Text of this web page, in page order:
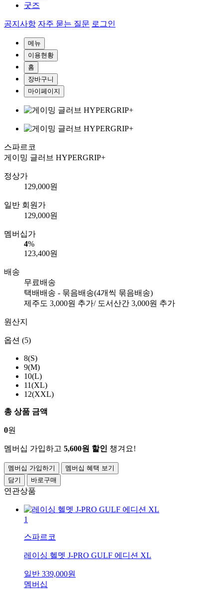
굿즈
공지사항 자주 묻는 질문 로그인
메뉴
이용현황
홈
장바구니
마이페이지
스파르코
게이밍 글러브 HYPERGRIP+
정상가
129,000원
일반 회원가
129,000원
멤버십가
4%
123,400원
배송
무료배송
택배배송 - 묶음배송(4개씩 묶음배송)
제주도 3,000원 추가/ 도서산간 3,000원 추가
원산지
옵션 (5)
8(S)
9(M)
10(L)
11(XL)
12(XXL)
총 상품 금액
0원
멤버십 가입하고 5,600원 할인 챙겨요!
멤버십 가입하기
멤버십 혜택 보기
담기
바로구매
연관상품
1
스파르코
레이싱 헬멧 J-PRO GULF 에디션 XL
일반 339,000원
멤버십